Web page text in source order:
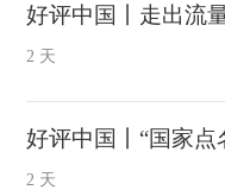
好评中国丨走出流
2 天
好评中国丨“国家点
2 天